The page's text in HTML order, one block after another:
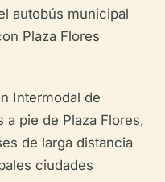
autobús municipal
Plaza Flores
Intermodal de
a pie de Plaza Flores,
de larga distancia
ciudades